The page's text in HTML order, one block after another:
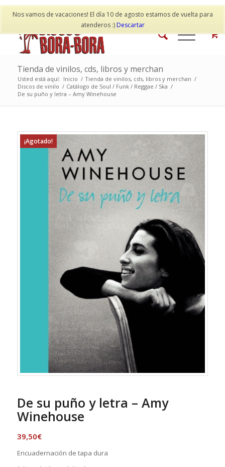
Nos vamos de vacaciones! El día 10 de agosto estamos de vuelta para
atenderos :)Descartar
Mi cuenta Contacto
Tienda de vinilos, cds, libros y merchan
Usted está aquí: Inicio / Tienda de vinilos, cds, libros y merchan /
Discos de vinilo / Catálogo de Soul / Funk / Reggae / Ska /
De su puño y letra – Amy Winehouse
¡Agotado!
De su puño y letra – Amy
Winehouse
39,50€
Encuadernación de tapa dura